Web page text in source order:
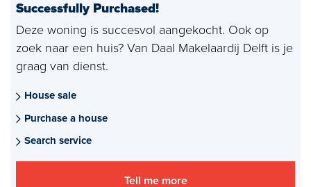
Appraisals
Rental
Mortgages
project advise
Successfully Purchased!
Deze woning is succesvol aangekocht. Ook op
zoek naar een huis? Van Daal Makelaardij Delft is je
graag van dienst.
House sale
Purchase a house
Search service
Tell me more